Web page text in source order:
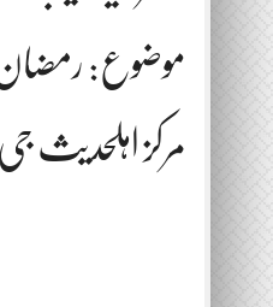
موضوع: رمضان
مرکز اہلحدیث